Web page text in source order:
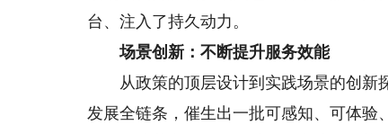
台、注入了持久动力。
场景创新：不断提升服务效能
从政策的顶层设计到实践场景的创新
发展全链条，催生出一批可感知、可体验